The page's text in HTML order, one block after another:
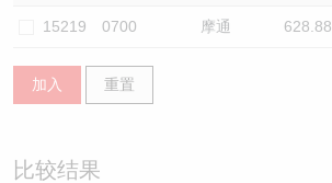
15219 0700 摩通 628.88
加入 重置
比较结果